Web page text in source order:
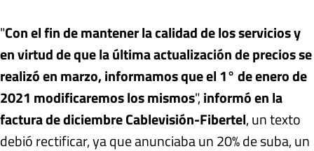
"Con el fin de mantener la calidad de los servicios y
en virtud de que la última actualización de precios se
realizó en marzo, informamos que el 1° de enero de
2021 modificaremos los mismos",informó en la
factura de diciembre Cablevisión-Fibertel, un texto
debió rectificar, ya que anunciaba un 20% de suba, un